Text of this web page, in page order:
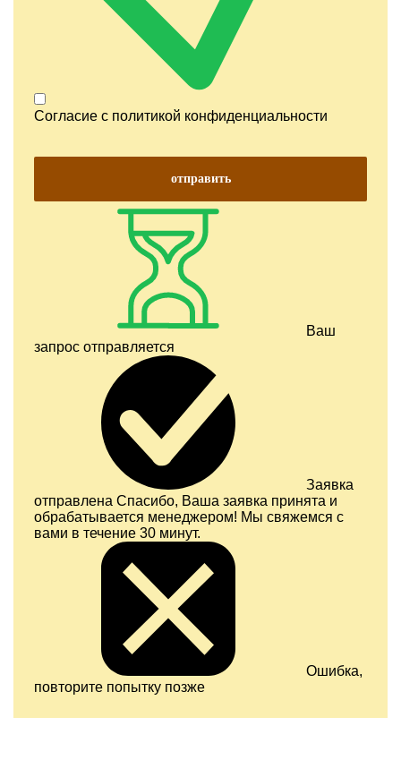
Согласие с политикой конфиденциальности
отправить
Ваш
запрос отправляется
Заявка
отправлена Спасибо, Ваша заявка принята и
обрабатывается менеджером! Мы свяжемся с
вами в течение 30 минут.
Ошибка,
повторите попытку позже